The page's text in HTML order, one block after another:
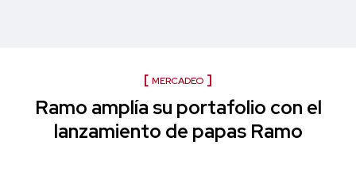
MERCADEO
Ramo amplía su portafolio con el
lanzamiento de papas Ramo